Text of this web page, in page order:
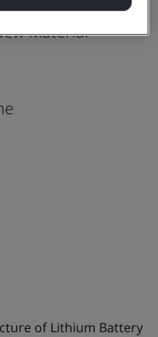
Material
of Lithium Battery